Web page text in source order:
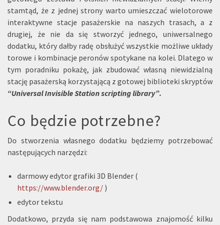
stamtąd, że z jednej strony warto umieszczać wielotorowe
interaktywne stacje pasażerskie na naszych trasach, a z
drugiej, że nie da się stworzyć jednego, uniwersalnego
dodatku, który dałby radę obsłużyć wszystkie możliwe układy
torowe i kombinacje peronów spotykane na kolei. Dlatego w
tym poradniku pokażę, jak zbudować własną niewidzialną
stację pasażerską korzystającą z gotowej biblioteki skryptów
“Universal Invisible Station scripting library”.
Co będzie potrzebne?
Do stworzenia własnego dodatku będziemy potrzebować
następujących narzędzi:
darmowy edytor grafiki 3D Blender (
https://www.blender.org/ )
edytor tekstu
Dodatkowo, przyda się nam podstawowa znajomość kilku